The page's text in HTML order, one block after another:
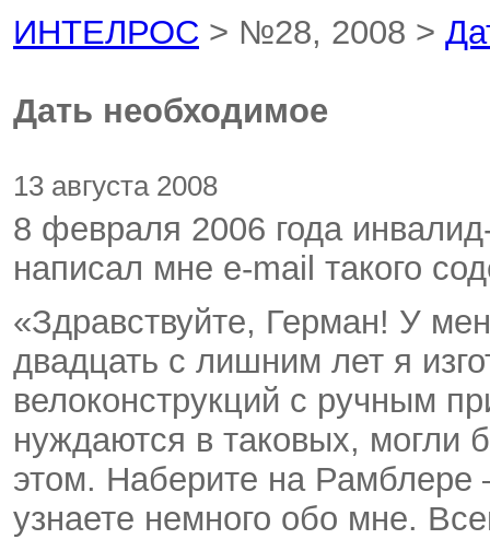
ИНТЕЛРОС > №28, 2008 >
Дать необходимое
13 августа 2008
8 февраля 2006 года
написал мне e-mail такого
«Здравствуйте, Герман! У
двадцать с лишним лет я
велоконструкций с ручным
нуждаются в таковых, могли
этом. Наберите на
узнаете немного обо мне.